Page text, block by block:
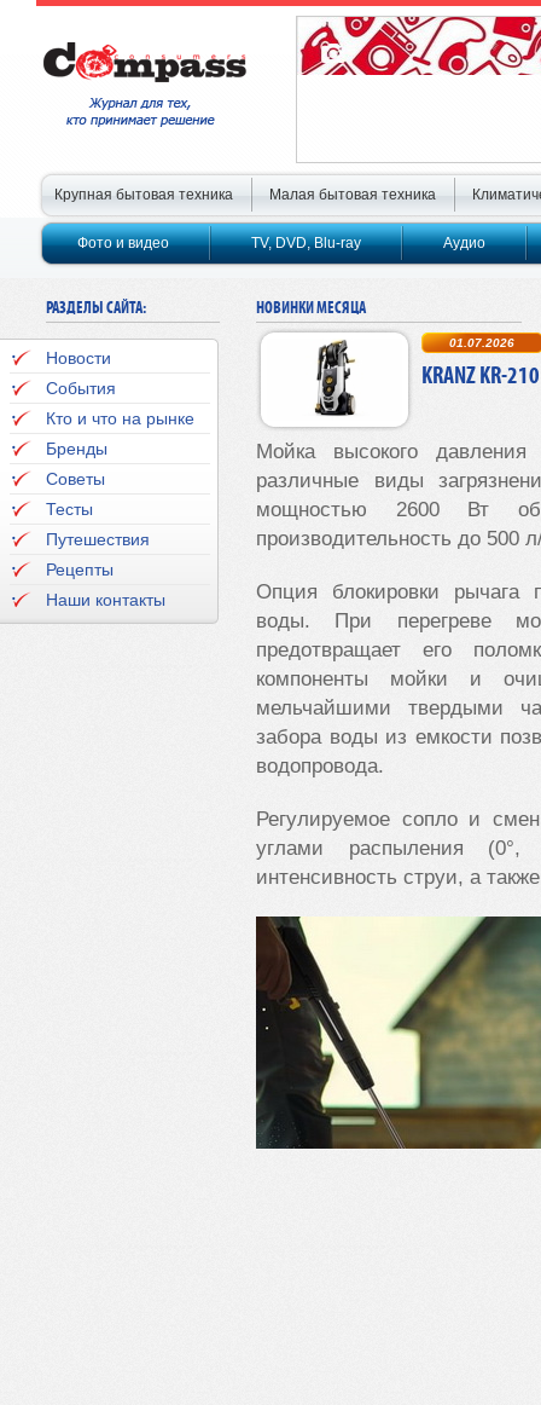
РАЗДЕЛЫ САЙТА:
Новости
События
Кто и что на рынке
Бренды
Советы
Тесты
Путешествия
Рецепты
Наши контакты
НОВИНКИ МЕСЯЦА
01.07.2026
KRANZ KR-
Мойка высокого
различные виды
мощностью 2600 Вт
производительность до 500
Опция блокировки рычага
воды. При перегреве
предотвращает его
компоненты мойки и
мельчайшими твердыми
забора воды из емкости
водопровода.
Регулируемое сопло и
углами распыления
интенсивность струи, а
Крупная бытовая техника Малая бытовая техника
Фото и видео TV, DVD, Blu-ray Аудио